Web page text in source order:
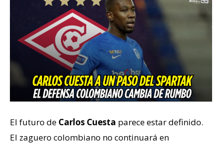
El futuro de Carlos Cuesta parece estar definido.
El zaguero colombiano no continuará en